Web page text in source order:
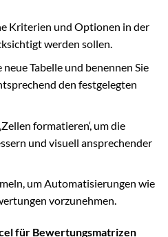
Kriterien und Optionen in der
werden sollen.
neue Tabelle und benennen Sie
den festgelegten
formatieren‘, um die
und visuell ansprechender
um Automatisierungen wie
vorzunehmen.
für Bewertungsmatrizen